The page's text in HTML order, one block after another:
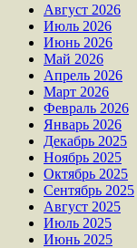
Август 2026
Июль 2026
Июнь 2026
Май 2026
Апрель 2026
Март 2026
Февраль 2026
Январь 2026
Декабрь 2025
Ноябрь 2025
Октябрь 2025
Сентябрь 2025
Август 2025
Июль 2025
Июнь 2025